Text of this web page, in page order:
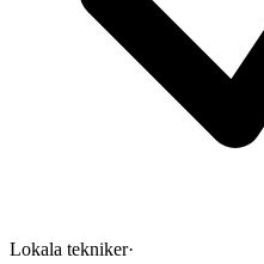
Lokala tekniker·